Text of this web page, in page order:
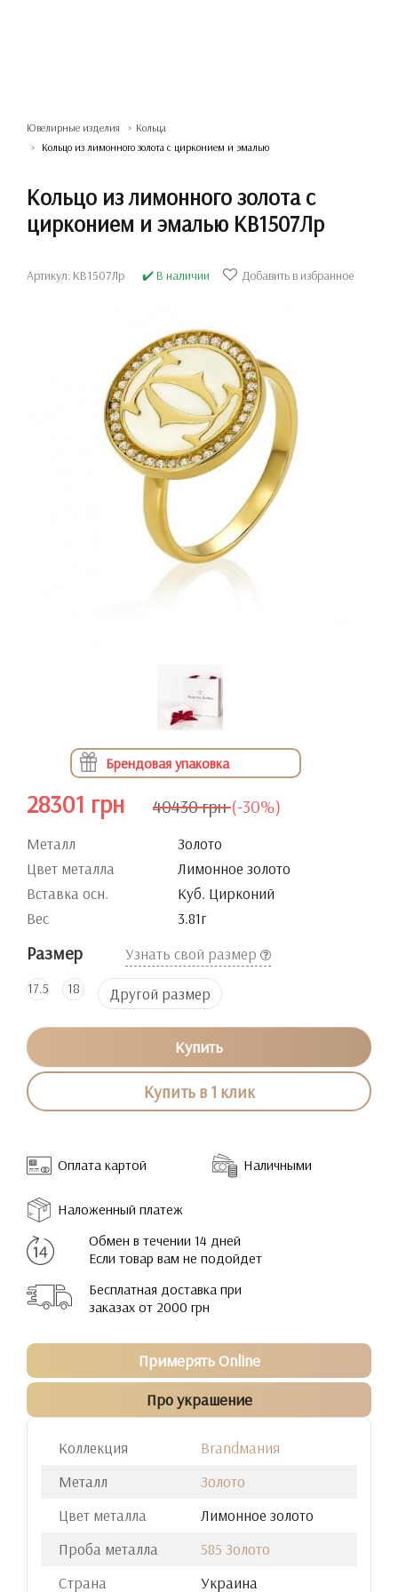
Ювелирные изделия
Кольца
Кольцо из лимонного золота с цирконием и эмалью
Кольцо из лимонного золота с
цирконием и эмалью КВ1507Лр
Артикул: КВ1507Лр ✔️ В наличии Добавить в избранное
Брендовая упаковка
28301 грн 40430 грн (-30%)
Металл
Золото
Цвет металла
Лимонное золото
Вставка осн.
Куб. Цирконий
Вес
3.81г
Размер Узнать свой размер
17.5 18 Другой размер
Купить
Купить в 1 клик
Оплата картой Наличными
Наложенный платеж
Обмен в течении 14 дней
Если товар вам не подойдет
Бесплатная доставка при
заказах от 2000 грн
Примерять Online
Про украшение
Коллекция
Brandмания
Металл
Золото
Цвет металла
Лимонное золото
Проба металла
585 Золото
Страна
Украина